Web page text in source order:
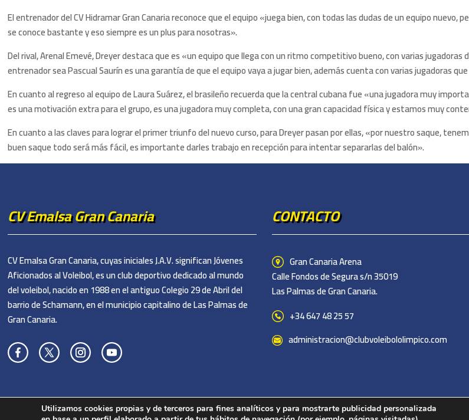
El entrenador del CV Hidramar Gran Canaria reconoce que el equipo «juega bien, con todas las dudas de un equipo
se conoce bastante y eso siempre es un plus para nosotras».
Del rival, Arenal Emevé, Dreyer destaca que es «un equipo que llega con un ritmo competitivo bueno, con varias
entrenador sea Pascual Saurín es una garantía de que el equipo vaya a jugar bien, además cuenta con varias jugadoras
En cuanto al regreso al equipo de Laura Suárez, el brasileño recuerda que la central cubana fue «una jugadora muy
es una motivación extra para el grupo, es una jugadora muy completa, con una gran capacidad física y estamos muy
En cuanto a las claves para lograr el primer triunfo del nuevo curso, para Dreyer pasan por ellas, «por nuestro saque,
buen saque todo será más fácil, es importante darles trabajo en recepción para intentar separarlas del balón».
CV Emalsa Gran Canaria
CV Emalsa Gran Canaria, cuyas iniciales J.A.V. significan Jóvenes
Aficionados al Voleibol, es un club deportivo dedicado al mundo
del voleibol, nacido en 1988 en el antiguo Colegio 29 de Abril del
barrio de Schamann, en el municipio capitalino de Las Palmas de
Gran Canaria.
CONTACTO
Gran Canaria Arena
Calle Fondos de Segura s/n 35019
Las Palmas de Gran Canaria.
+34 647 48 25 57
administracion@clubvoleibololimpico.com
Utilizamos cookies propias y de terceros para fines analíticos y para mostrarte publicidad personalizada